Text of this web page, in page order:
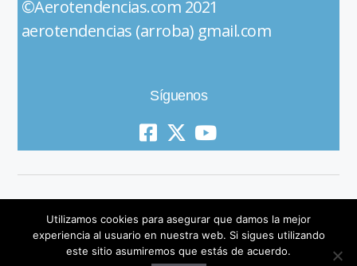
©Aerotendencias.com 2021
aerotendencias (arroba) gmail.com
Síguenos
© 2019 All Rights Reserved
Utilizamos cookies para asegurar que damos la mejor
experiencia al usuario en nuestra web. Si sigues utilizando
este sitio asumiremos que estás de acuerdo.